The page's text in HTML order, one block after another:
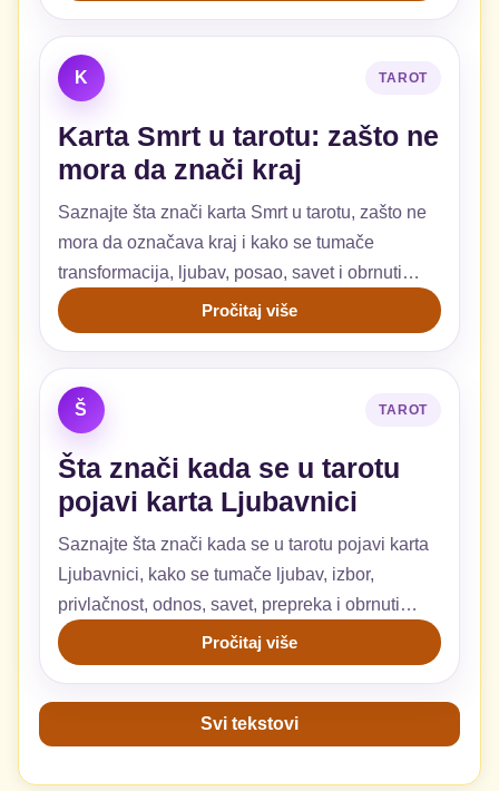
K TAROT
Karta Smrt u tarotu: zašto ne
mora da znači kraj
Saznajte šta znači karta Smrt u tarotu, zašto ne
mora da označava kraj i kako se tumače
transformacija, ljubav, posao, savet i obrnuti
položaj.
Pročitaj više
Š TAROT
Šta znači kada se u tarotu
pojavi karta Ljubavnici
Saznajte šta znači kada se u tarotu pojavi karta
Ljubavnici, kako se tumače ljubav, izbor,
privlačnost, odnos, savet, prepreka i obrnuti
položaj.
Pročitaj više
Svi tekstovi